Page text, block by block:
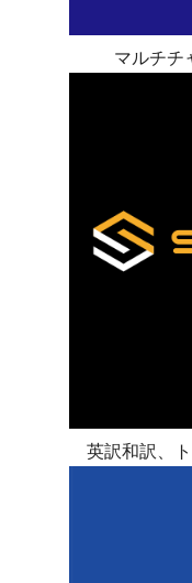
マルチチ
英訳和訳、